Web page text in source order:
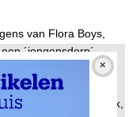
van Flora Boys,
´jongensdorp´.
jaar mochten als
met afvalhout
de Fokkerfabriek,